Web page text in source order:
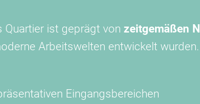
ist geprägt von zeitgemäßen
Arbeitswelten entwickelt
Eingangsbereichen